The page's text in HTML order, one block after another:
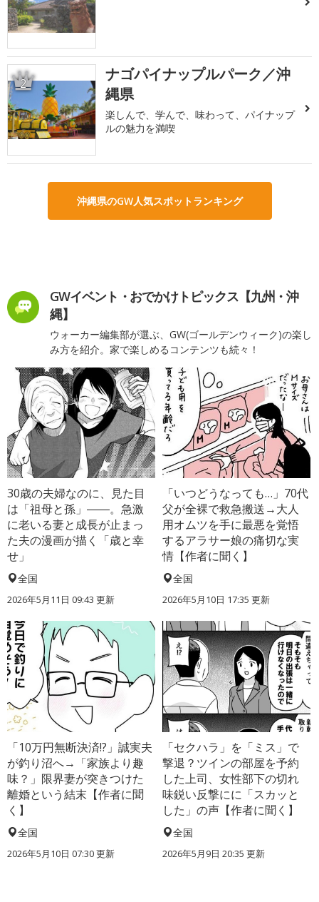
2
ナゴパイナップルパーク／沖
縄県
楽しんで、学んで、味わって、パイナップ
ルの魅力を満喫
沖縄県のGW人気スポットランキング
GWイベント・おでかけトピックス【九州・沖
縄】
ウォーカー編集部が選ぶ、GW(ゴールデンウィーク)の楽し
み方を紹介。家で楽しめるコンテンツも続々！
30歳の夫婦なのに、見た目
は「祖母と孫」――。急激
に老いる妻と成長が止まっ
た夫の漫画が描く「歳と幸
せ」
全国
2026年5月11日 09:43 更新
「いつどうなっても…」70代
父が全裸で救急搬送→大人
用オムツを手に最悪を覚悟
するアラサー娘の痛切な実
情【作者に聞く】
全国
2026年5月10日 17:35 更新
「10万円無断決済!?」誠実夫
が釣り沼へ→「家族より趣
味？」限界妻が突きつけた
離婚という結末【作者に聞
く】
全国
2026年5月10日 07:30 更新
「セクハラ」を「ミス」で
撃退？ツインの部屋を予約
した上司、女性部下の切れ
味鋭い反撃にに「スカッと
した」の声【作者に聞く】
全国
2026年5月9日 20:35 更新